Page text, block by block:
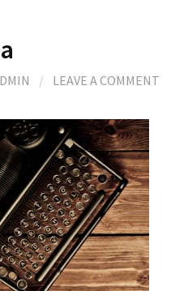
/ LEAVE A COMMENT